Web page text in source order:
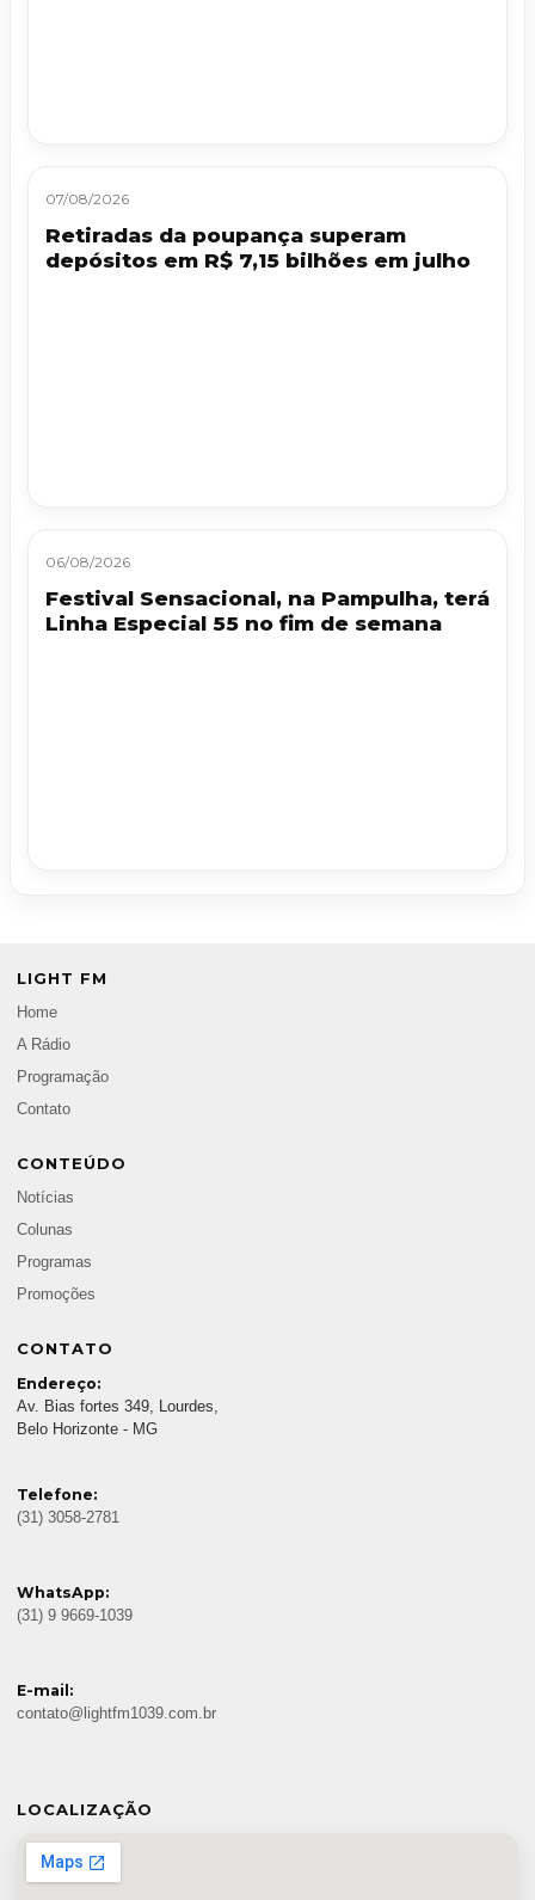
07/08/2026
Retiradas da poupança superam
depósitos em R$ 7,15 bilhões em julho
06/08/2026
Festival Sensacional, na Pampulha, terá
Linha Especial 55 no fim de semana
LIGHT FM
Home
A Rádio
Programação
Contato
CONTEÚDO
Notícias
Colunas
Programas
Promoções
CONTATO
Endereço:
Av. Bias fortes 349, Lourdes,
Belo Horizonte - MG
Telefone:
(31) 3058-2781
WhatsApp:
(31) 9 9669-1039
E-mail:
contato@lightfm1039.com.br
LOCALIZAÇÃO